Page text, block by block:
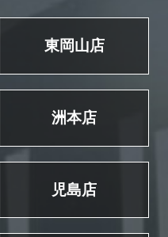
東岡山店
洲本店
児島店